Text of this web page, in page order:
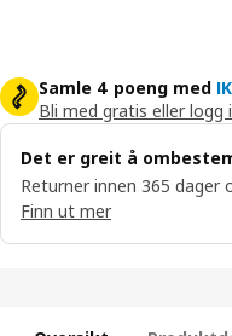
Samle 4 poeng med
Bli med gratis eller logg
Det er greit å
Returner innen 365
Finn ut mer